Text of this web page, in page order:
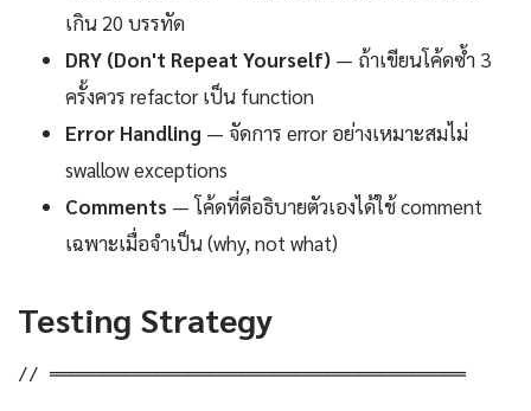
เกิน 20 บรรทัด
DRY (Don't Repeat Yourself) — ถ้าเขียนโค้ดซ้ำ 3
ครั้งควร refactor เป็น function
Error Handling — จัดการ error อย่างเหมาะสมไม่
swallow exceptions
Comments — โค้ดที่ดีอธิบายตัวเองได้ใช้ comment
เฉพาะเมื่อจำเป็น (why, not what)
Testing Strategy
// ═══════════════════════════════════════